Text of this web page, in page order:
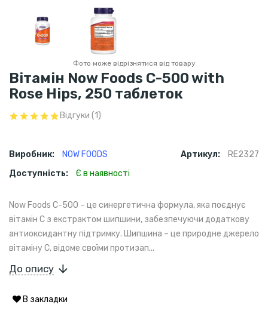
Фото може відрізнятися від товару
Вітамін Now Foods C-500 with
Rose Hips, 250 таблеток
Відгуки (1)
Виробник: NOW FOODS Артикул:
RE2327
Доступність:
Є в наявності
Now Foods C-500 – це синергетична формула, яка поєднує
вітамін C з екстрактом шипшини, забезпечуючи додаткову
антиоксидантну підтримку. Шипшина – це природне джерело
вітаміну C, відоме своїми протизап...
До опису
В закладки